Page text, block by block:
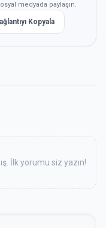
medyada paylaşın.
Kopyala
İlk yorumu siz yazın!